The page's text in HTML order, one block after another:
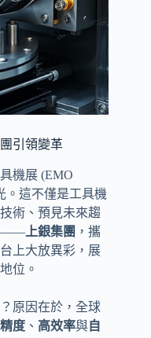
引領變革
機展 (EMO
。這不僅是工具機
術、預見未來趨
—— 上銀集團 ，攜
上大放異彩，展
位。
原因在於，全球
度 、 高效率與自